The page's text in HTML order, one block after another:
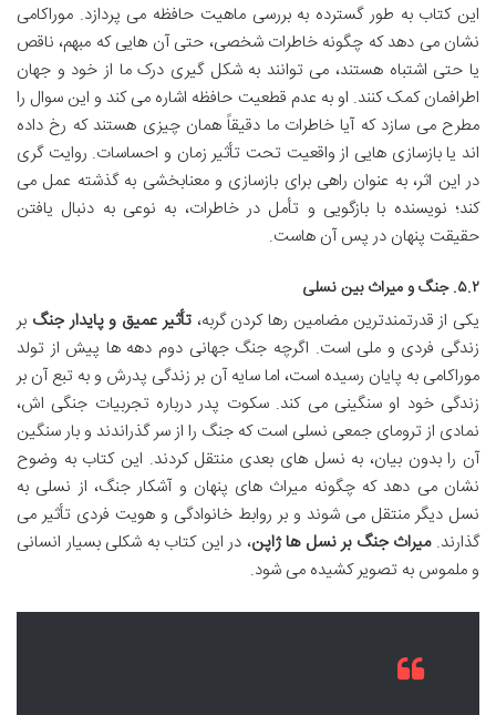
این کتاب به طور گسترده به بررسی ماهیت حافظه می پردازد. موراکامی
نشان می دهد که چگونه خاطرات شخصی، حتی آن هایی که مبهم، ناقص
یا حتی اشتباه هستند، می توانند به شکل گیری درک ما از خود و جهان
اطرافمان کمک کنند. او به عدم قطعیت حافظه اشاره می کند و این سوال را
مطرح می سازد که آیا خاطرات ما دقیقاً همان چیزی هستند که رخ داده
اند یا بازسازی هایی از واقعیت تحت تأثیر زمان و احساسات. روایت گری
در این اثر، به عنوان راهی برای بازسازی و معنابخشی به گذشته عمل می
کند؛ نویسنده با بازگویی و تأمل در خاطرات، به نوعی به دنبال یافتن
حقیقت پنهان در پس آن هاست.
۵.۲. جنگ و میراث بین نسلی
یکی از قدرتمندترین مضامین رها کردن گربه،تأثیر عمیق و پایدار جنگ بر
زندگی فردی و ملی است. اگرچه جنگ جهانی دوم دهه ها پیش از تولد
موراکامی به پایان رسیده است، اما سایه آن بر زندگی پدرش و به تبع آن بر
زندگی خود او سنگینی می کند. سکوت پدر درباره تجربیات جنگی اش،
نمادی از ترومای جمعی نسلی است که جنگ را از سر گذراندند و بار سنگین
آن را بدون بیان، به نسل های بعدی منتقل کردند. این کتاب به وضوح
نشان می دهد که چگونه میراث های پنهان و آشکار جنگ، از نسلی به
نسل دیگر منتقل می شوند و بر روابط خانوادگی و هویت فردی تأثیر می
گذارند.میراث جنگ بر نسل ها ژاپن، در این کتاب به شکلی بسیار انسانی
و ملموس به تصویر کشیده می شود.